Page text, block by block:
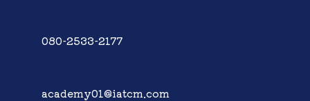
080-2533-2177
academy01@iatcm.com